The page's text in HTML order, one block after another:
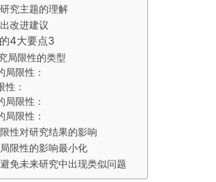
究主题的理解
改进建议
4大要点3
局限性的类型
局限性：
性：
局限性：
局限性：
性对研究结果的影响
限性的影响最小化
免未来研究中出现类似问题